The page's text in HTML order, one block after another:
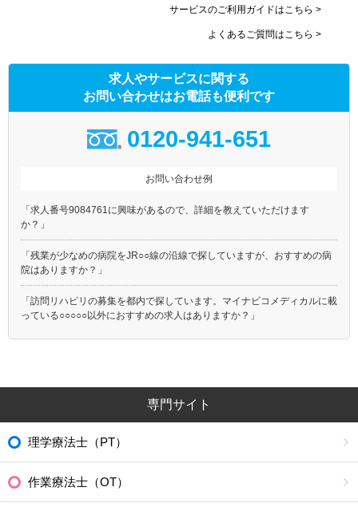
サービスのご利用ガイドはこちら >
よくあるご質問はこちら >
求人やサービスに関する
お問い合わせはお電話も便利です
0120-941-651
お問い合わせ例
「求人番号9084761に興味があるので、詳細を教えていただけます
か？」
「残業が少なめの病院をJR○○線の沿線で探していますが、おすすめの病
院はありますか？」
「訪問リハビリの募集を都内で探しています。マイナビコメディカルに載
っている○○○○○以外におすすめの求人はありますか？」
専門サイト
理学療法士（PT）
作業療法士（OT）